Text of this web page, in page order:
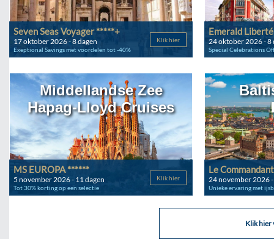
Seven Seas Voyager *****+
17 oktober 2026 - 8 dagen
Exeptional Savings met voordelen tot -40%
Klik hier
Emerald
24 oktober 2026 - 8
Special Celebrations
Middellandse Zee
Hapag-Lloyd Cruises
MS EUROPA ******
5 november 2026 - 11 dagen
Tot 30% korting op een selectie
Klik hier
Le
24 november 2026
Unieke ervaring met
Klik hier